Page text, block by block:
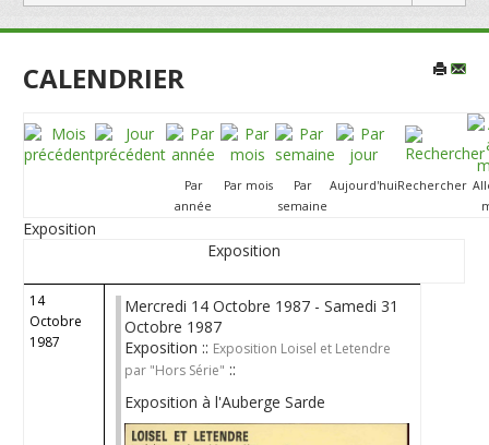
CALENDRIER
Par
année
Par mois
Par
semaine
Aujourd'huiRechercher
Exposition
Exposition
14
Octobre
1987
Mercredi 14 Octobre 1987 - Samedi 31
Octobre 1987
Exposition :: Exposition Loisel et Letendre
par "Hors Série" ::
Exposition à l'Auberge Sarde